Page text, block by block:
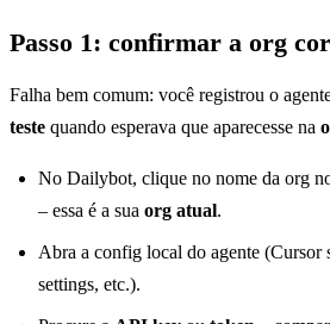
Passo 1: confirmar a org
Falha bem comum: você registrou o
teste quando esperava que aparecesse na
No Dailybot, clique no nome da org
– essa é a sua org atual.
Abra a config local do agente (Cursor
settings, etc.).